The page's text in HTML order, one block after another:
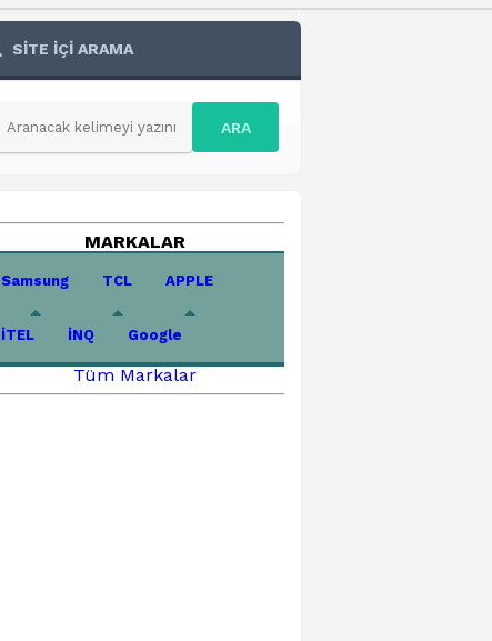
SİTE İÇİ ARAMA
ARA
MARKALAR
Samsung TCL APPLE
İTEL İNQ Google
Tüm Markalar